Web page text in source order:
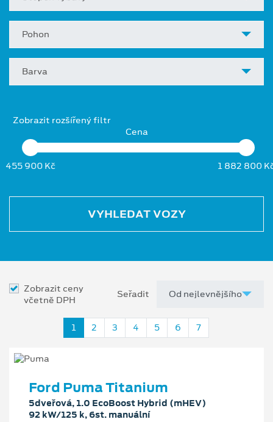
Pohon
Barva
Zobrazit rozšířený filtr
Cena
455 900 Kč 1 882 800
VYHLEDAT VOZY
Zobrazit ceny
včetně DPH
Seřadit
1 2 3 4 5 6 7
Ford Puma Titanium
5dveřová, 1.0 EcoBoost Hybrid (mHEV)
92 kW/125 k, 6st. manuální